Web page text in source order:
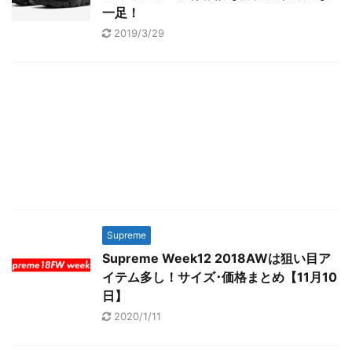
一足！
2019/3/29
Supreme
Supreme Week12 2018AWは狙い目ア
イテム多し！サイズ･価格まとめ【11月10
日】
2020/1/11